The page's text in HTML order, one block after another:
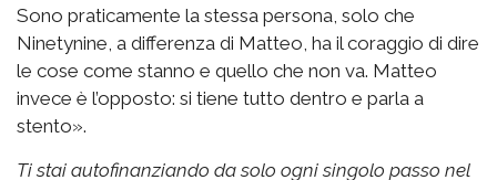
Sono praticamente la stessa persona, solo che
Ninetynine, a differenza di Matteo, ha il coraggio di dire
le cose come stanno e quello che non va. Matteo
invece è l’opposto: si tiene tutto dentro e parla a
stento».
Ti stai autofinanziando da solo ogni singolo passo nel